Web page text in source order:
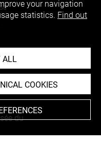
your navigation
statistics. Find out
ALL
COOKIES